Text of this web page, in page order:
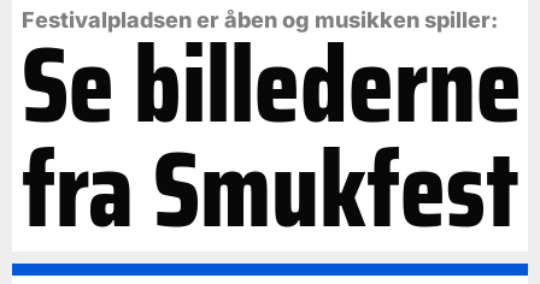
Festivalpladsen er åben og musikken spiller:
Se billederne
fra Smukfest